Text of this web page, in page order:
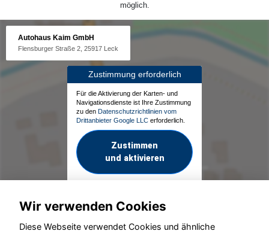
möglich.
Autohaus Kaim GmbH
Flensburger Straße 2, 25917 Leck
Zustimmung erforderlich
Für die Aktivierung der Karten- und
Navigationsdienste ist Ihre Zustimmung
zu den Datenschutzrichtlinien vom
Drittanbieter Google LLC erforderlich.
Zustimmen
und aktivieren
Wir verwenden Cookies
Diese Webseite verwendet Cookies und ähnliche